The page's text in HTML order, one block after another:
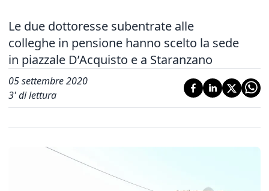
Le due dottoresse subentrate alle
colleghe in pensione hanno scelto la sede
in piazzale D’Acquisto e a Staranzano
05 settembre 2020
3' di lettura